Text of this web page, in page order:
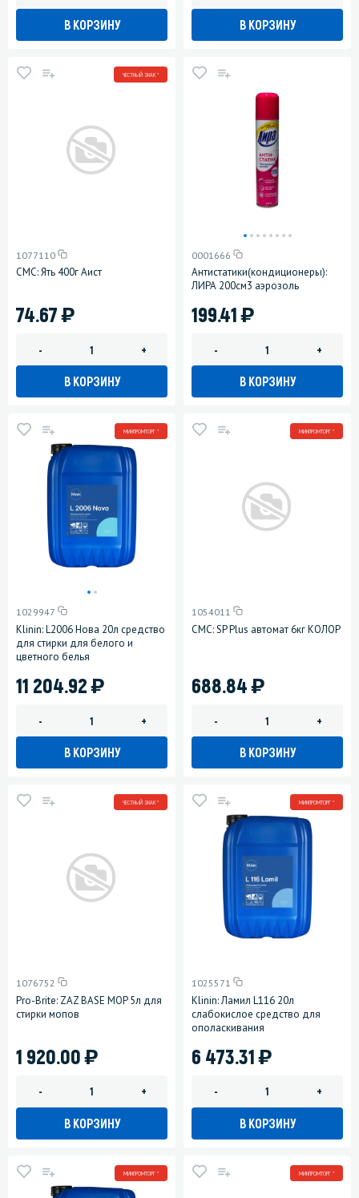
В КОРЗИНУ В КОРЗИНУ
ЧЕСТНЫЙ ЗНАК *
1077110
СМС: Ять 400г Аист
74.67)
- +
В КОРЗИНУ
0001666
Антистатики(кондиционеры):
ЛИРА 200см3 аэрозоль
199.41)
- +
В КОРЗИНУ
МИНПРОМТОРГ *
1029947
Klinin: L2006 Нова 20л средство
для стирки для белого и
цветного белья
11 204.92)
- +
В КОРЗИНУ
МИНПРОМТОРГ *
1054011
СМС: SP Plus автомат 6кг КОЛОР
688.84)
- +
В КОРЗИНУ
ЧЕСТНЫЙ ЗНАК *
1076752
Pro-Brite: ZAZ BASE MOP 5л для
стирки мопов
1 920.00)
- +
В КОРЗИНУ
МИНПРОМТОРГ *
1025571
Klinin: Ламил L116 20л
слабокислое средство для
ополаскивания
6 473.31)
- +
В КОРЗИНУ
МИНПРОМТОРГ * МИНПРОМТОРГ *